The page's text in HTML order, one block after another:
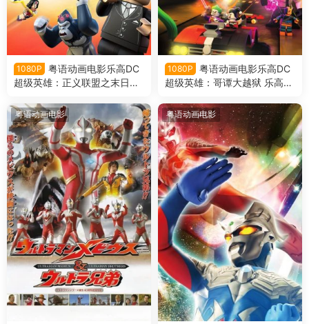
1080P
粤语动画电影乐高DC
超级英雄：正义联盟之末日军
军团来袭粤语版
1080P
粤语动画电影乐高DC
超级英雄：哥谭大越狱 乐高超
市粤语版
粤语动画电影 粤语动画电影